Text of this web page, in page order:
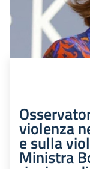
violenza
e sulla
Ministra